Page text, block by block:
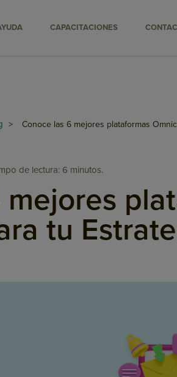
CAPACITACIONES
> Conoce las 6 mejores plataformas
de lectura: 6 minutos.
tu